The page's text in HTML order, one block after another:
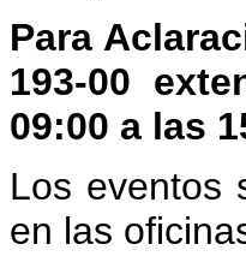
Para
193-00
09:00 a las
Los eventos
en las